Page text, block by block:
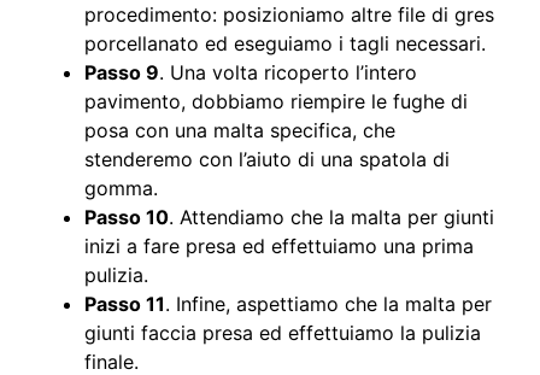
procedimento: posizioniamo altre file di gres
porcellanato ed eseguiamo i tagli necessari.
Passo 9. Una volta ricoperto l’intero
pavimento, dobbiamo riempire le fughe di
posa con una malta specifica, che
stenderemo con l’aiuto di una spatola di
gomma.
Passo 10. Attendiamo che la malta per giunti
inizi a fare presa ed effettuiamo una prima
pulizia.
Passo 11. Infine, aspettiamo che la malta per
giunti faccia presa ed effettuiamo la pulizia
finale.